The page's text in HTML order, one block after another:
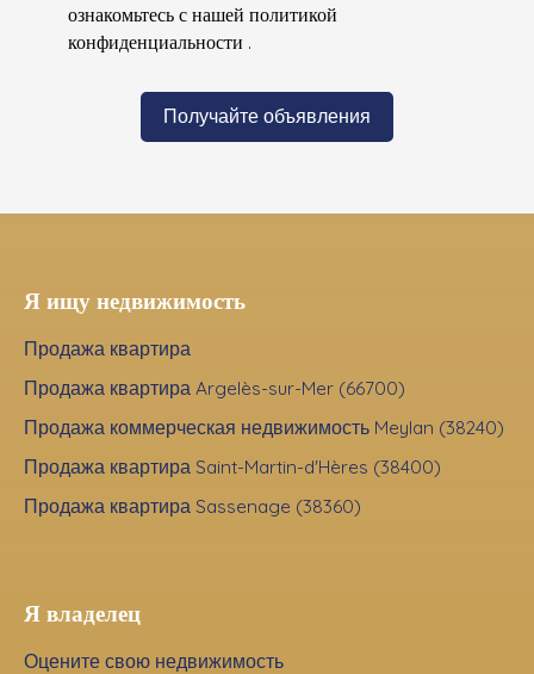
ознакомьтесь с нашей политикой
конфиденциальности .
Получайте объявления
Я ищу недвижимость
Продажа квартира
Продажа квартира Argelès-sur-Mer (66700)
Продажа коммерческая недвижимость Meylan (38240)
Продажа квартира Saint-Martin-d'Hères (38400)
Продажа квартира Sassenage (38360)
Я владелец
Оцените свою недвижимость